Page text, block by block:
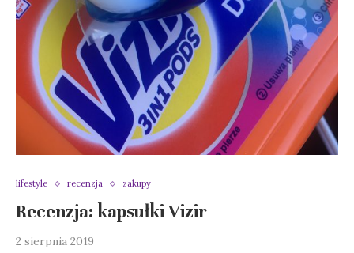
lifestyle recenzja zakupy
Recenzja: kapsułki Vizir
2 sierpnia 2019